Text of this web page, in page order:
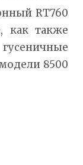
RT760
как также
8500